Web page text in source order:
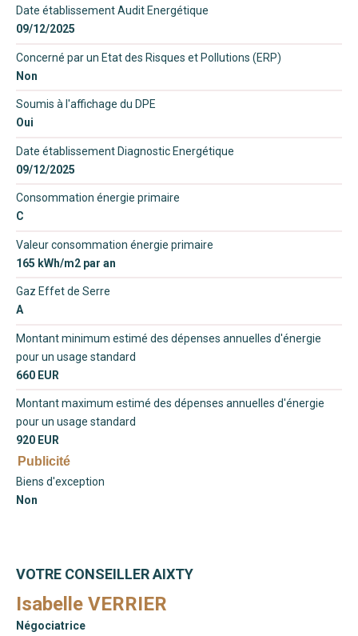
Date établissement Audit Energétique
09/12/2025
Concerné par un Etat des Risques et Pollutions (ERP)
Non
Soumis à l'affichage du DPE
Oui
Date établissement Diagnostic Energétique
09/12/2025
Consommation énergie primaire
C
Valeur consommation énergie primaire
165 kWh/m2 par an
Gaz Effet de Serre
A
Montant minimum estimé des dépenses annuelles d'énergie
pour un usage standard
660 EUR
Montant maximum estimé des dépenses annuelles d'énergie
pour un usage standard
920 EUR
Publicité
Biens d'exception
Non
VOTRE CONSEILLER AIXTY
Isabelle VERRIER
Négociatrice